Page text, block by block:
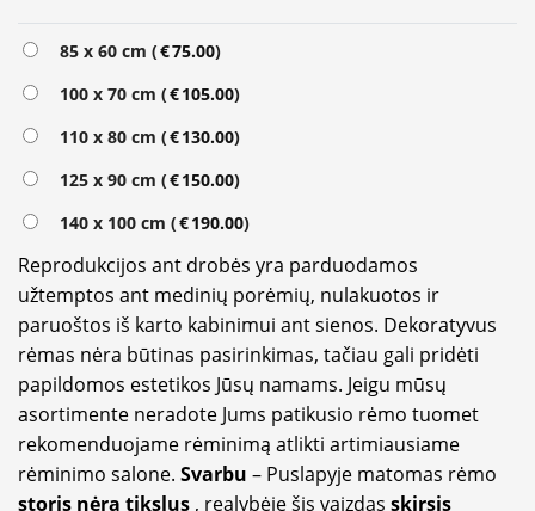
85 x 60 cm (€75.00)
100 x 70 cm (€105.00)
110 x 80 cm (€130.00)
125 x 90 cm (€150.00)
140 x 100 cm (€190.00)
Reprodukcijos ant drobės yra parduodamos
užtemptos ant medinių porėmių, nulakuotos ir
paruoštos iš karto kabinimui ant sienos. Dekoratyvus
rėmas nėra būtinas pasirinkimas, tačiau gali pridėti
papildomos estetikos Jūsų namams. Jeigu mūsų
asortimente neradote Jums patikusio rėmo tuomet
rekomenduojame rėminimą atlikti artimiausiame
rėminimo salone. Svarbu – Puslapyje matomas rėmo
storis nėra tikslus , realybėje šis vaizdas skirsis